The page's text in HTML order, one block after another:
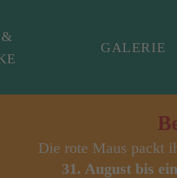
GALERIE
Die rote Maus packt
31. August bis